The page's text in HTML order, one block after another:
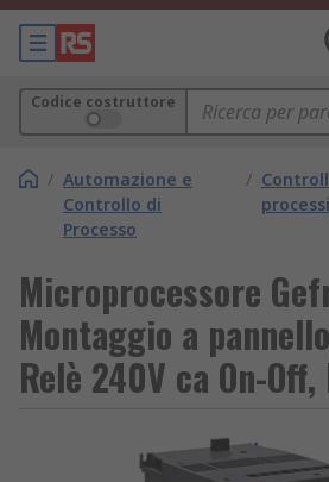
Codice costruttore
/ Automazione e
Controllo di
Processo
/
processi
Microprocessore
Montaggio a
Relè 240V ca On-